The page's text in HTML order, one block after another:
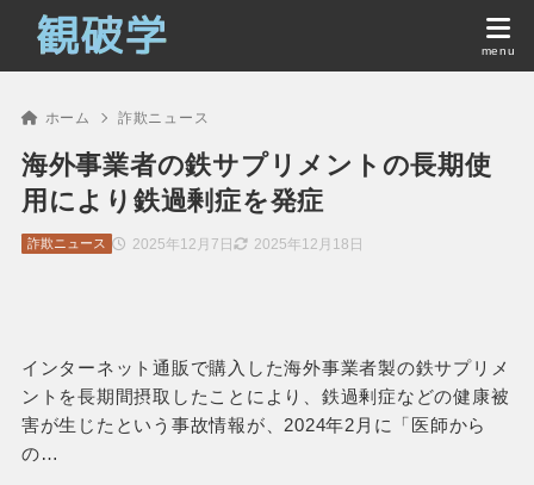
ホーム 詐欺ニュース
海外事業者の鉄サプリメントの長期使
用により鉄過剰症を発症
2025年12月7日 2025年12月18日
詐欺ニュース
インターネット通販で購入した海外事業者製の鉄サプリメ
ントを長期間摂取したことにより、鉄過剰症などの健康被
害が生じたという事故情報が、2024年2月に「医師から
の…